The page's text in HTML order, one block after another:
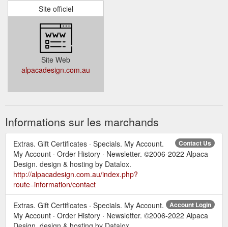
Site officiel
Site Web
alpacadesign.com.au
Informations sur les marchands
Contact Us
Extras. Gift Certificates · Specials. My Account.
My Account · Order History · Newsletter. ©2006-2022 Alpaca
Design. design & hosting by Datalox.
http://alpacadesign.com.au/index.php?
route=information/contact
Account Login
Extras. Gift Certificates · Specials. My Account.
My Account · Order History · Newsletter. ©2006-2022 Alpaca